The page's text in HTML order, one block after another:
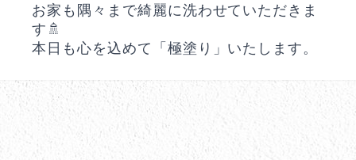
お家も隅々まで綺麗に洗わせていただきま
す🚿
本日も心を込めて「極塗り」いたします。